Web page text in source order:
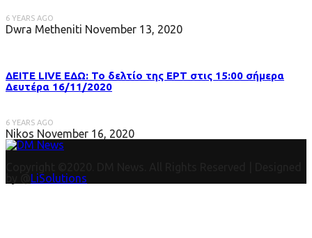
6 YEARS AGO
Dwra Metheniti November 13, 2020
ΔΕΙΤΕ LIVE ΕΔΩ: Το δελτίο της ΕΡΤ στις 15:00 σήμερα
Δευτέρα 16/11/2020
6 YEARS AGO
Nikos November 16, 2020
LiSolutions